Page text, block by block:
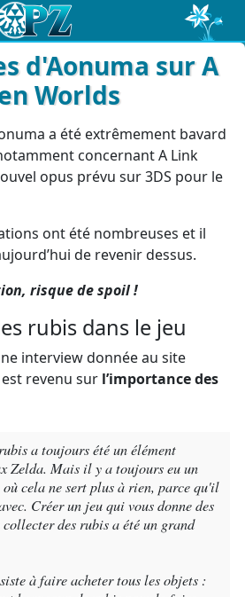
d'Aonuma sur A
Worlds
a été extrêmement bavard
concernant A Link
opus prévu sur 3DS pour le
ont été nombreuses et il
de revenir dessus.
risque de spoil !
rubis dans le jeu
interview donnée au site
revenu sur l’importance des
a toujours été un élément
Zelda. Mais il y a toujours eu un
cela ne sert plus à rien, parce qu'il
Créer un jeu qui vous donne des
des rubis a été un grand
à faire acheter tous les objets :